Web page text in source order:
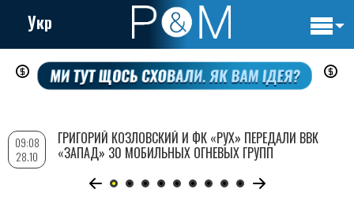
Перейти
содержанию
Укр
09:08
28.10
ГРИГОРИЙ КОЗЛОВСКИЙ И ФК «РУХ» ПЕРЕДАЛИ ВВК
«ЗАПАД» 30 МОБИЛЬНЫХ ОГНЕВЫХ ГРУПП